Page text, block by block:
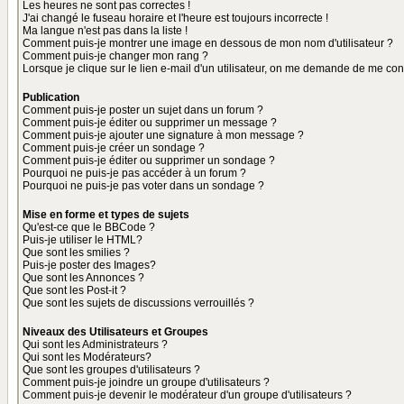
Les heures ne sont pas correctes !
J'ai changé le fuseau horaire et l'heure est toujours incorrecte !
Ma langue n'est pas dans la liste !
Comment puis-je montrer une image en dessous de mon nom d'utilisateur ?
Comment puis-je changer mon rang ?
Lorsque je clique sur le lien e-mail d'un utilisateur, on me demande de me
Publication
Comment puis-je poster un sujet dans un forum ?
Comment puis-je éditer ou supprimer un message ?
Comment puis-je ajouter une signature à mon message ?
Comment puis-je créer un sondage ?
Comment puis-je éditer ou supprimer un sondage ?
Pourquoi ne puis-je pas accéder à un forum ?
Pourquoi ne puis-je pas voter dans un sondage ?
Mise en forme et types de sujets
Qu'est-ce que le BBCode ?
Puis-je utiliser le HTML?
Que sont les smilies ?
Puis-je poster des Images?
Que sont les Annonces ?
Que sont les Post-it ?
Que sont les sujets de discussions verrouillés ?
Niveaux des Utilisateurs et Groupes
Qui sont les Administrateurs ?
Qui sont les Modérateurs?
Que sont les groupes d'utilisateurs ?
Comment puis-je joindre un groupe d'utilisateurs ?
Comment puis-je devenir le modérateur d'un groupe d'utilisateurs ?